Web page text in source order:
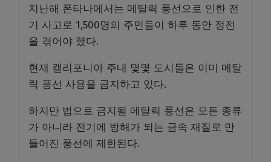
지난해 폰타나에서는 메탈릭 풍선으로 인한 전
기 사고로 1,500명의 주민들이 하루 동안 정전
을 겪어야 했다.
현재 캘리포니아 주내 몇몇 도시들은 이미 메탈
릭 풍선 사용을 금지하고 있다.
하지만 법으로 금지될 메탈릭 풍선은 모든 종류
가 아니라 전기에 방해가 되는 금속 재질로 만
들어진 풍선에 제한된다.